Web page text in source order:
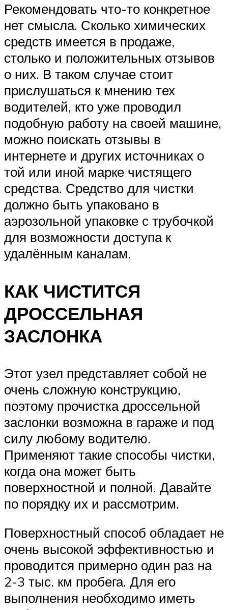
Рекомендовать что-то конкретное
нет смысла. Сколько химических
средств имеется в продаже,
столько и положительных отзывов
о них. В таком случае стоит
прислушаться к мнению тех
водителей, кто уже проводил
подобную работу на своей машине,
можно поискать отзывы в
интернете и других источниках о
той или иной марке чистящего
средства. Средство для чистки
должно быть упаковано в
аэрозольной упаковке с трубочкой
для возможности доступа к
удалённым каналам.
КАК ЧИСТИТСЯ
ДРОССЕЛЬНАЯ
ЗАСЛОНКА
Этот узел представляет собой не
очень сложную конструкцию,
поэтому прочистка дроссельной
заслонки возможна в гараже и под
силу любому водителю.
Применяют такие способы чистки,
когда она может быть
поверхностной и полной. Давайте
по порядку их и рассмотрим.
Поверхностный способ обладает не
очень высокой эффективностью и
проводится примерно один раз на
2-3 тыс. км пробега. Для его
выполнения необходимо иметь